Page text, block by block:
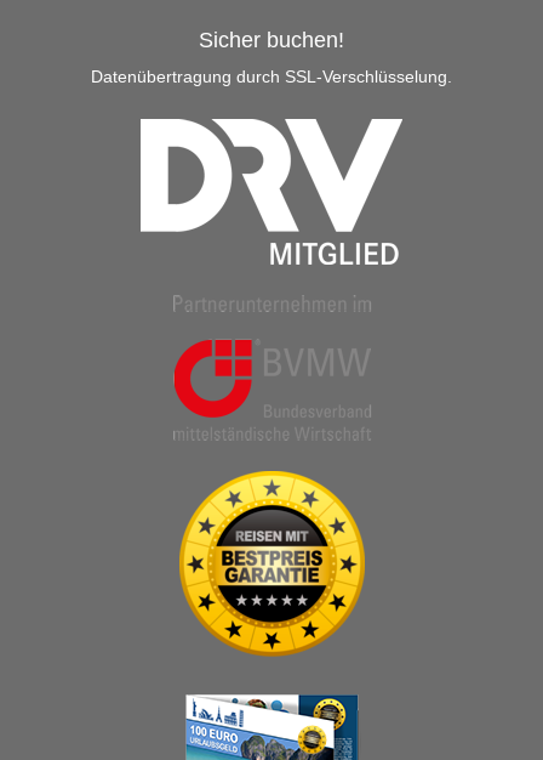
Sicher buchen!
Datenübertragung durch SSL-Verschlüsselung.